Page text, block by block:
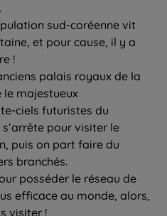
sud-coréenne vit
et pour cause, il y a
!
palais royaux de la
majestueux
ciels futuristes du
pour visiter le
puis on part faire du
branchés.
posséder le réseau de
efficace au monde, alors,
visiter !